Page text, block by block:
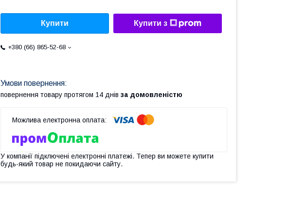
Купити Купити з
+380 (66) 865-52-68
повернення товару протягом 14 днів за домовленістю
У компанії підключені електронні платежі. Тепер ви можете купити
будь-який товар не покидаючи сайту.